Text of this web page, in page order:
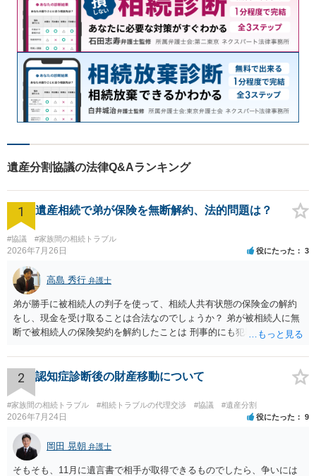
遺産分割協議の法律Q&Aランキング
1 遺産相続で弟が保険を無断解約、法的問題は？
#協議 #家族間の相続トラブル
2026年7月26日 役にたった 3
高島 秀行 弁護士
弟が勝手に被相続人の判子を使って、相続人共有状態の保険金の解約
をし、現金を受け取ることは合法なのでしょうか？ 弟が被相続人に無
断で被相続人の保険契約を解約したことは 刑事的にも犯罪となる可能
された書類のコピーを取得して、弁護士に面談で詳しい事情を話して
相談 されたら良いと思います。
2 認知症診断後の財産移動について
#家族間の相続トラブル #相続トラブルの代理交渉 #協議 #遺産分割
2026年7月24日 役にたった 9
岡田 晃朝 弁護士
そもそも、11月に遺言書で相手が取得できるものでしたら、争いには